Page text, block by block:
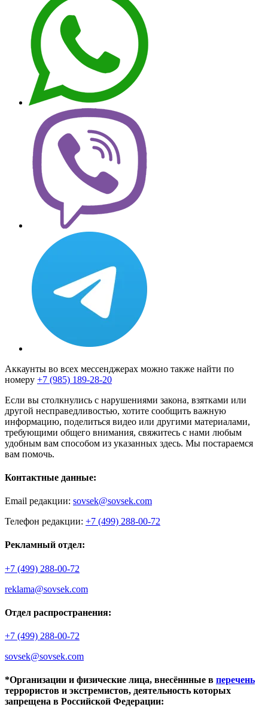
Аккаунты во всех мессенджерах можно также найти по
номеру +7 (985) 189-28-20
Если вы столкнулись с нарушениями закона, взятками или
другой несправедливостью, хотите сообщить важную
информацию, поделиться видео или другими материалами,
требующими общего внимания, свяжитесь с нами любым
удобным вам способом из указанных здесь. Мы постараемся
вам помочь.
Контактные данные:
Email редакции: sovsek@sovsek.com
Телефон редакции: +7 (499) 288-00-72
Рекламный отдел:
+7 (499) 288-00-72
reklama@sovsek.com
Отдел распространения:
+7 (499) 288-00-72
sovsek@sovsek.com
*Организации и физические лица, внесённные в перечень
террористов и экстремистов, деятельность которых
запрещена в Российской Федерации: